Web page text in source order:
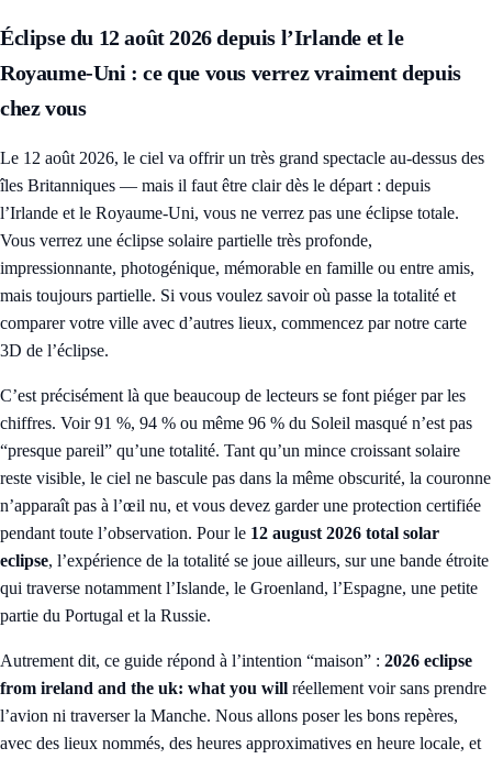
Éclipse du 12 août 2026 depuis l’Irlande et le
Royaume-Uni : ce que vous verrez vraiment depuis
chez vous
Le 12 août 2026, le ciel va offrir un très grand spectacle au-dessus des
îles Britanniques — mais il faut être clair dès le départ : depuis
l’Irlande et le Royaume-Uni, vous ne verrez pas une éclipse totale.
Vous verrez une éclipse solaire partielle très profonde,
impressionnante, photogénique, mémorable en famille ou entre amis,
mais toujours partielle. Si vous voulez savoir où passe la totalité et
comparer votre ville avec d’autres lieux, commencez par notre carte
3D de l’éclipse.
C’est précisément là que beaucoup de lecteurs se font piéger par les
chiffres. Voir 91 %, 94 % ou même 96 % du Soleil masqué n’est pas
“presque pareil” qu’une totalité. Tant qu’un mince croissant solaire
reste visible, le ciel ne bascule pas dans la même obscurité, la couronne
n’apparaît pas à l’œil nu, et vous devez garder une protection certifiée
pendant toute l’observation. Pour le 12 august 2026 total solar
eclipse, l’expérience de la totalité se joue ailleurs, sur une bande étroite
qui traverse notamment l’Islande, le Groenland, l’Espagne, une petite
partie du Portugal et la Russie.
Autrement dit, ce guide répond à l’intention “maison” : 2026 eclipse
from ireland and the uk: what you will réellement voir sans prendre
l’avion ni traverser la Manche. Nous allons poser les bons repères,
avec des lieux nommés, des heures approximatives en heure locale, et